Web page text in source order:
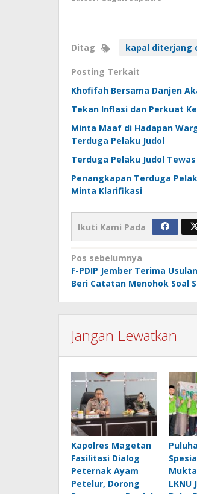
Ditag kapal diterjang
Posting Terkait
Khofifah Bersama Danjen
Tekan Inflasi dan Perkuat
Minta Maaf di Hadapan
Terduga Pelaku Judol
Terduga Pelaku Judol
Penangkapan Terduga
Minta Klarifikasi
Ikuti Kami Pada
Navigasi
pos
Pos sebelumnya
F-PDIP Jember Terima
Beri Catatan Menohok Soal
Jangan Lewatkan
Kapolres Magetan
Fasilitasi Dialog
Peternak Ayam
Petelur, Dorong
LKNU